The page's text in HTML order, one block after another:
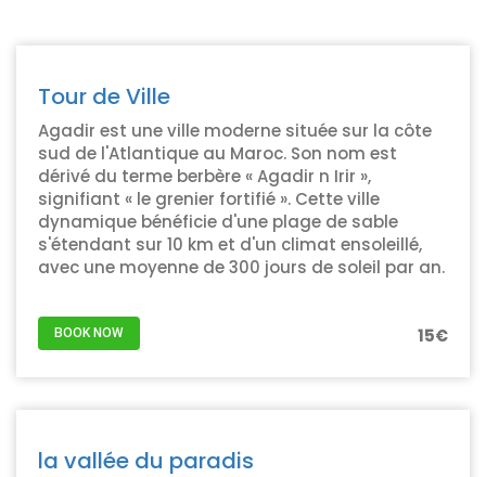
Tour de Ville
Agadir est une ville moderne située sur la côte
sud de l'Atlantique au Maroc. Son nom est
dérivé du terme berbère « Agadir n Irir »,
signifiant « le grenier fortifié ». Cette ville
dynamique bénéficie d'une plage de sable
s'étendant sur 10 km et d'un climat ensoleillé,
avec une moyenne de 300 jours de soleil par an.
BOOK NOW 15€
la vallée du paradis